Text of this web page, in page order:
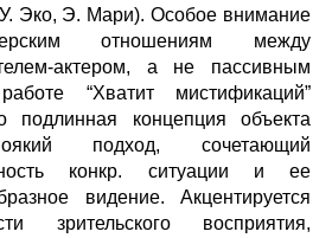
Эко, Э. Мари). Особое внимание
отношениям между
актером, а не пассивным
“Хватит мистификаций”
подлинная концепция объекта
подход, сочетающий
конкр. ситуации и ее
видение. Акцентируется
зрительского восприятия,